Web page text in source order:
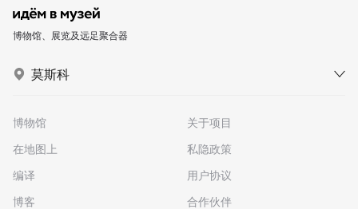
博物馆、展览及远足聚合器
莫斯科
博物馆
在地图上
编译
博客
关于项目
私隐政策
用户协议
合作伙伴